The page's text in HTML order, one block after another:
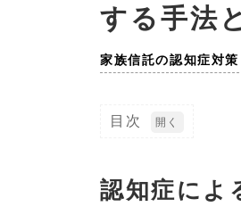
する手法
家族信託の認知症対策
目次
症
認知症によ